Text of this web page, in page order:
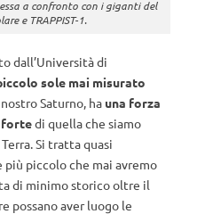
a confronto con i giganti del
e TRAPPIST-1.
dall’Università di
sole mai misurato
Saturno, ha una forza
fortedi quella che siamo
Si tratta quasi
piccolo che mai avremo
di minimo storico oltre il
possano aver luogo le